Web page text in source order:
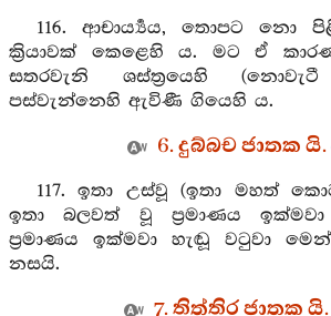
116. ආචාර්‍ය්‍යය, තොපට නො
ක්‍රියාවක් කෙළෙහි ය. මට ඒ
සතරවැනි ශස්ත්‍රයෙහි
පස්වැන්නෙහි ඇවිණී ගියෙහි ය.
6. දුබ්බච ජාතක යි.
117. ඉතා උස්වූ (ඉතා මහත්
ඉතා බලවත් වූ ප්‍රමාණය ඉක්මවා
ප්‍රමාණය ඉක්මවා හැඬූ වටුවා
නසයි.
7. තිත්තිර ජාතක යි.